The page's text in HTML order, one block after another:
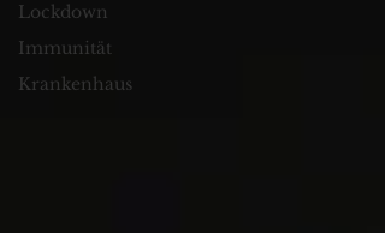
Lockdown
Immunität
Krankenhaus